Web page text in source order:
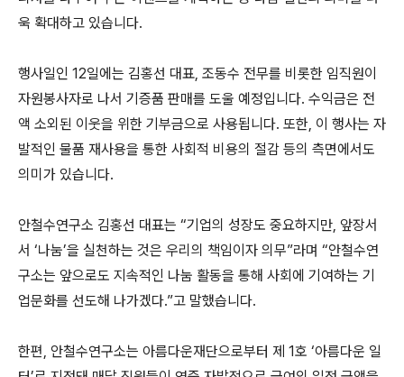
욱 확대하고 있습니다.
행사일인 12일에는 김홍선 대표, 조동수 전무를 비롯한 임직원이
자원봉사자로 나서 기증품 판매를 도울 예정입니다. 수익금은 전
액 소외된 이웃을 위한 기부금으로 사용됩니다. 또한, 이 행사는 자
발적인 물품 재사용을 통한 사회적 비용의 절감 등의 측면에서도
의미가 있습니다.
안철수연구소 김홍선 대표는 “기업의 성장도 중요하지만, 앞장서
서 ‘나눔’을 실천하는 것은 우리의 책임이자 의무”라며 “안철수연
구소는 앞으로도 지속적인 나눔 활동을 통해 사회에 기여하는 기
업문화를 선도해 나가겠다.”고 말했습니다.
한편, 안철수연구소는 아름다운재단으로부터 제 1호 ‘아름다운 일